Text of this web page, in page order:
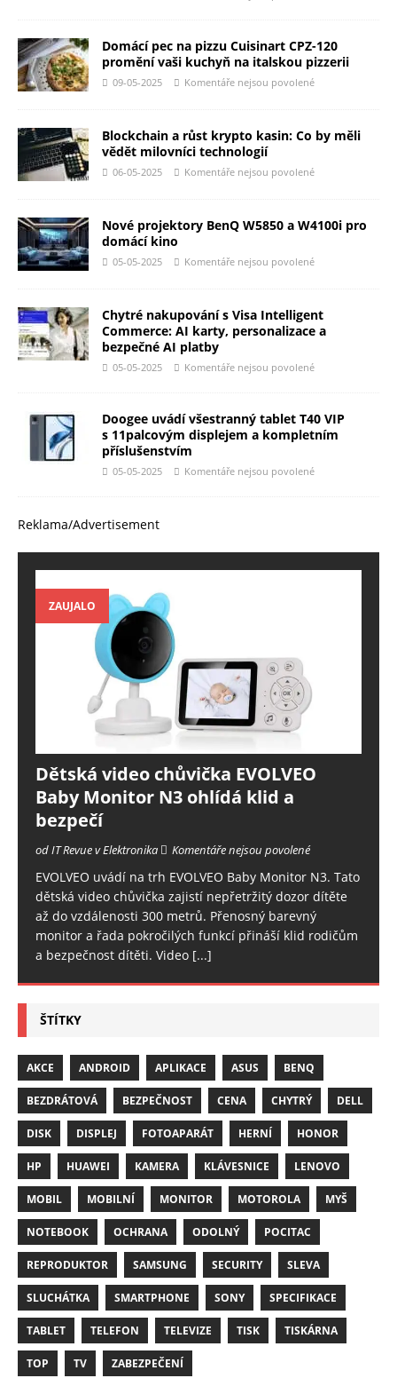
Domácí pec na pizzu Cuisinart CPZ-120
promění vaši kuchyň na italskou pizzerii
09-05-2025 Komentáře nejsou povolené
Blockchain a růst krypto kasin: Co by měli
vědět milovníci technologií
06-05-2025 Komentáře nejsou povolené
Nové projektory BenQ W5850 a W4100i pro
domácí kino
05-05-2025 Komentáře nejsou povolené
Chytré nakupování s Visa Intelligent
Commerce: AI karty, personalizace a
bezpečné AI platby
05-05-2025 Komentáře nejsou povolené
Doogee uvádí všestranný tablet T40 VIP
s 11palcovým displejem a kompletním
příslušenstvím
05-05-2025 Komentáře nejsou povolené
Reklama/Advertisement
ZAUJALO
Dětská video chůvička EVOLVEO
Baby Monitor N3 ohlídá klid a
bezpečí
od IT Revue v Elektronika Komentáře nejsou povolené
EVOLVEO uvádí na trh EVOLVEO Baby Monitor N3. Tato
dětská video chůvička zajistí nepřetržitý dozor dítěte
až do vzdálenosti 300 metrů. Přenosný barevný
monitor a řada pokročilých funkcí přináší klid rodičům
a bezpečnost dítěti. Video [...]
ŠTÍTKY
AKCE ANDROID APLIKACE ASUS BENQ
BEZDRÁTOVÁ BEZPEČNOST CENA CHYTRÝ DELL
DISK DISPLEJ FOTOAPARÁT HERNÍ HONOR
HP HUAWEI KAMERA KLÁVESNICE LENOVO
MOBIL MOBILNÍ MONITOR MOTOROLA MYŠ
NOTEBOOK OCHRANA ODOLNÝ POCITAC
REPRODUKTOR SAMSUNG SECURITY SLEVA
SLUCHÁTKA SMARTPHONE SONY SPECIFIKACE
TABLET TELEFON TELEVIZE TISK TISKÁRNA
TOP TV ZABEZPEČENÍ